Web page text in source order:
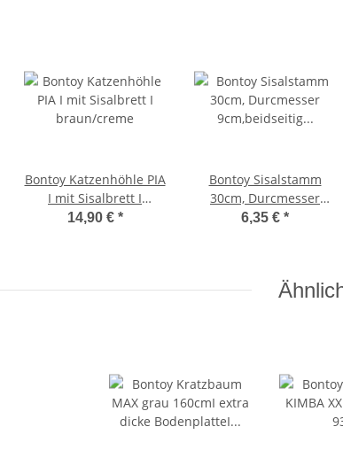
Bontoy Katzenhöhle PIA
I mit Sisalbrett I
braun/creme
14,90 € *
Bontoy Sisalstamm
30cm, Durcmesser
9cm,beidseitig
6,35 € *